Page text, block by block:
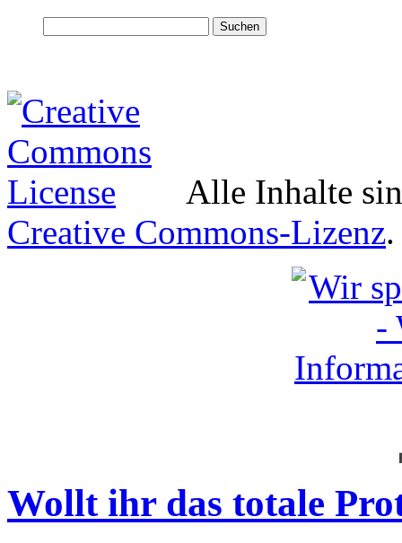
Alle Inhalte
Creative Commons-Lizenz.
Wollt ihr das totale